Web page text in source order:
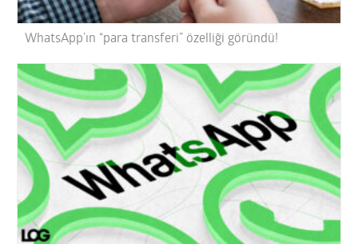
WhatsApp’ın “para transferi” özelliği göründü!